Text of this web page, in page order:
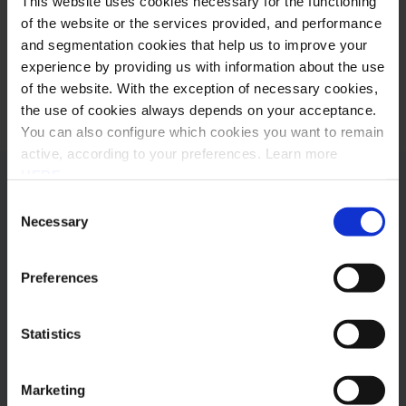
of the website or the services provided, and performance
and segmentation cookies that help us to improve your
experience by providing us with information about the use
of the website. With the exception of necessary cookies,
the use of cookies always depends on your acceptance.
You can also configure which cookies you want to remain
active, according to your preferences. Learn more
Selection
Necessary
Preferences
Statistics
Marketing
Anterior
Partilhar
Próximo